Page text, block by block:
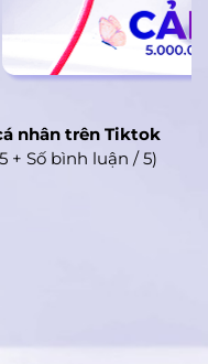
với y học phát triển
thì trường hợp của tôi
nhân trên Tiktok
+ Số bình luận / 5)